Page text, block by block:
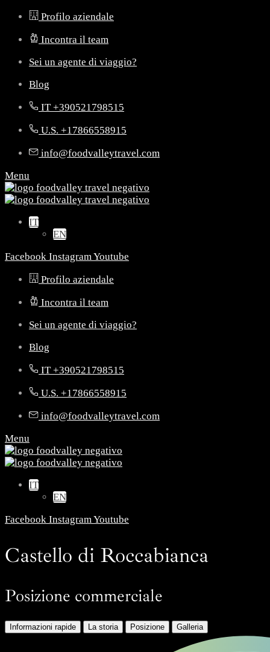
Profilo aziendale
Incontra il team
Sei un agente di viaggio?
Blog
IT +390521798515
U.S. +17866558915
info@foodvalleytravel.com
Menu
IT
EN
Facebook InstagramYoutube
Profilo aziendale
Incontra il team
Sei un agente di viaggio?
Blog
IT +390521798515
U.S. +17866558915
info@foodvalleytravel.com
Menu
IT
EN
Facebook InstagramYoutube
Castello di Roccabianca
Posizione commerciale
Informazioni rapide La storia Posizione Galleria